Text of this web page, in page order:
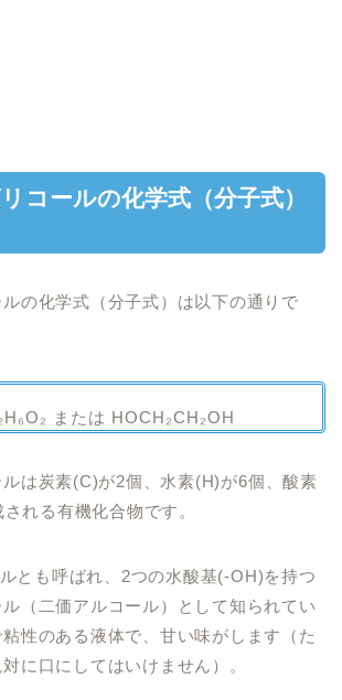
コールの化学式（分子式）
の化学式（分子式）は以下の通りで
または HOCH₂CH₂OH
は炭素(C)が2個、水素(H)が6個、酸素
れる有機化合物です。
とも呼ばれ、2つの水酸基(-OH)を持つ
（二価アルコール）として知られてい
性のある液体で、甘い味がします（た
に口にしてはいけません）。